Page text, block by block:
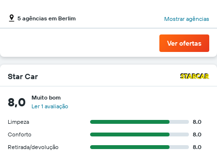
5 agências em Berlim Mostrar agências
Ver ofertas
Star Car
8,0
Muito bom
Ler 1 avaliação
Limpeza
8.0
Conforto
8.0
Retirada/devolução
8.0